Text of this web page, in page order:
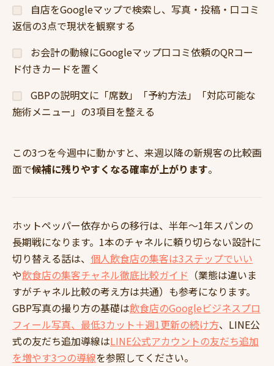
自店をGoogleマップで検索し、写真・投稿・口コミ
返信の3点で現状を観察する
お会計の動線にGoogleマップ口コミ依頼のQRコー
ド付きカードを置く
GBPの説明文に「席数」「予約方法」「対応可能な
施術メニュー」の3項目を整える
この3つを今週中に動かすと、来週以降の新規客の比較画
面で候補に残りやすくなる確率が上がります。
ホットペッパー依存からの移行は、半年〜1年スパンの
長期戦になります。1本のチャネルに頼り切らない設計に
切り替える話は、 個人飲食店の集客は3ステップでいい
や飲食店の集客チャネル徹底比較ガイド （業態は違いま
すがチャネル比較の考え方は共通）も参考になります。
GBP写真の撮り方の基礎は飲食店のGoogleビジネスプロ
フィール写真、最低3カット＋週1更新の続け方、LINE公
式の友だち追加導線はLINE公式アカウントの友だち追加
を増やす3つの導線を参照してください。